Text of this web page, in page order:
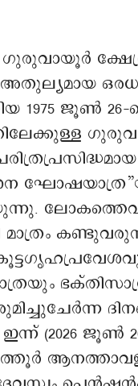
അതുല്യമായ
1975 ജൂൺ
(2026 ജൂൺ